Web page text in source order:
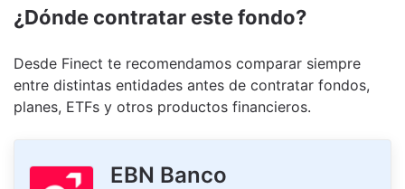
¿Dónde contratar este fondo?
Desde Finect te recomendamos comparar siempre
entre distintas entidades antes de contratar fondos,
planes, ETFs y otros productos financieros.
EBN Banco